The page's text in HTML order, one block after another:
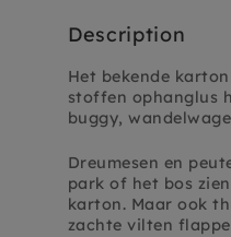
Description
Het bekende
stoffen ophanglus
buggy,
Dreumesen en
park of het bos
karton. Maar ook
zachte vilten